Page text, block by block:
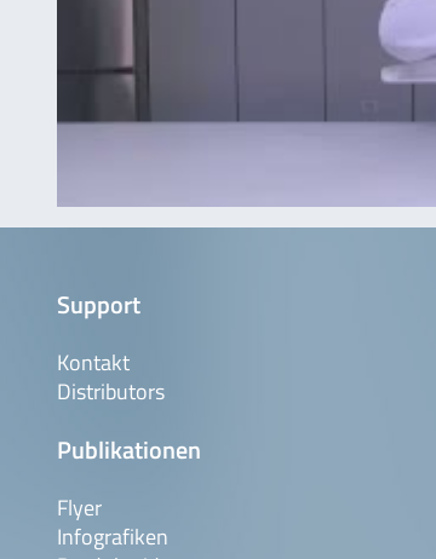
Support
Kontakt
Distributors
Publikationen
Flyer
Infografiken